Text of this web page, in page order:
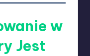
w
Jest